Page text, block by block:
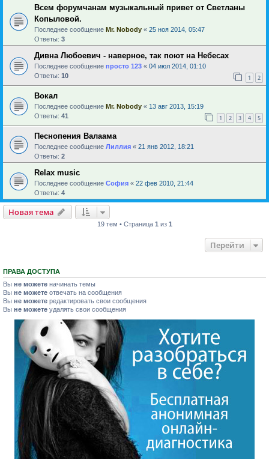
Всем форумчанам музыкальный привет от Светланы
Копыловой.
Последнее сообщение Mr. Nobody « 25 ноя 2014, 05:47
Ответы: 3
Дивна Любоевич - наверное, так поют на Небесах
Последнее сообщение просто 123 « 04 июл 2014, 01:10
Ответы: 10 1 2
Вокал
Последнее сообщение Mr. Nobody « 13 авг 2013, 15:19
Ответы: 41 1 2 3 4 5
Песнопения Валаама
Последнее сообщение Лиллия « 21 янв 2012, 18:21
Ответы: 2
Relax music
Последнее сообщение София « 22 фев 2010, 21:44
Ответы: 4
Новая тема
19 тем • Страница 1 из 1
Перейти
ПРАВА ДОСТУПА
Вы не можете начинать темы
Вы не можете отвечать на сообщения
Вы не можете редактировать свои сообщения
Вы не можете удалять свои сообщения